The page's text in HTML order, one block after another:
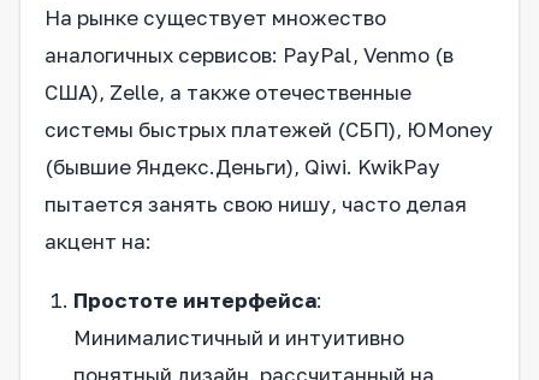
На рынке существует множество
аналогичных сервисов: PayPal, Venmo (в
США), Zelle, а также отечественные
системы быстрых платежей (СБП), ЮMoney
(бывшие Яндекс.Деньги), Qiwi. KwikPay
пытается занять свою нишу, часто делая
акцент на:
Простоте интерфейса:
Минималистичный и интуитивно